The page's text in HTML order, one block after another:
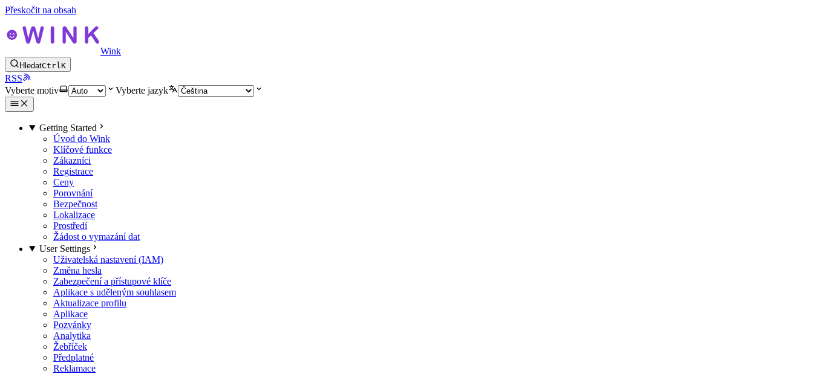
Přeskočit na obsah
Wink
HledatCtrlK
RSS
Vyberte motiv
Vyberte jazyk
Getting Started
Úvod do Wink
Klíčové funkce
Zákazníci
Registrace
Ceny
Porovnání
Bezpečnost
Lokalizace
Prostředí
Žádost o vymazání dat
User Settings
Uživatelská nastavení (IAM)
Změna hesla
Zabezpečení a přístupové klíče
Aplikace s uděleným souhlasem
Aktualizace profilu
Aplikace
Pozvánky
Analytika
Žebříček
Předplatné
Reklamace